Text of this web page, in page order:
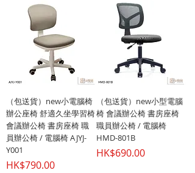
（包送貨）new小電腦椅
辦公座椅 舒適久坐學習椅
會議辦公椅 書房座椅 職
員辦公椅 / 電腦椅 AJYJ-
Y001
價格
HK$790.00
（包送貨）new小型電腦
椅 會議辦公椅 書房座椅
職員辦公椅 / 電腦椅
HMD-801B
價格
HK$690.00